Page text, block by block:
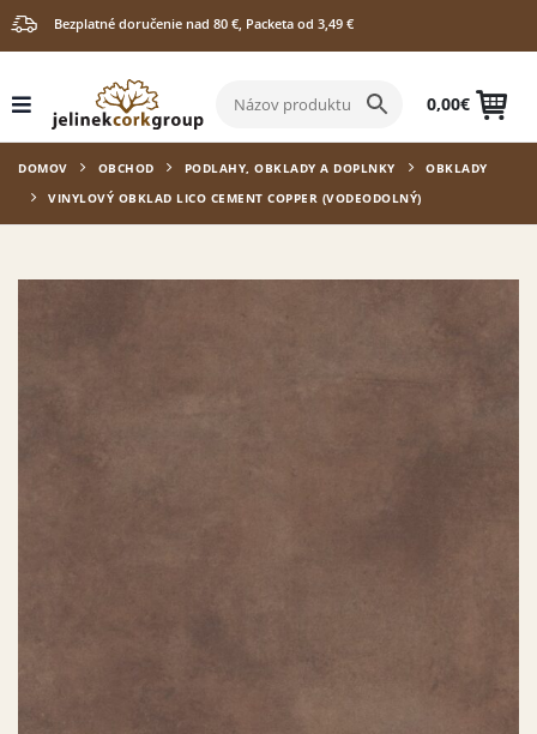
Bezplatné doručenie nad 80 €, Packeta od 3,49 €
0,00€
DOMOV OBCHOD PODLAHY, OBKLADY A DOPLNKY
OBKLADY
VINYLOVÝ OBKLAD LICO CEMENT COPPER (VODEODOLNÝ)